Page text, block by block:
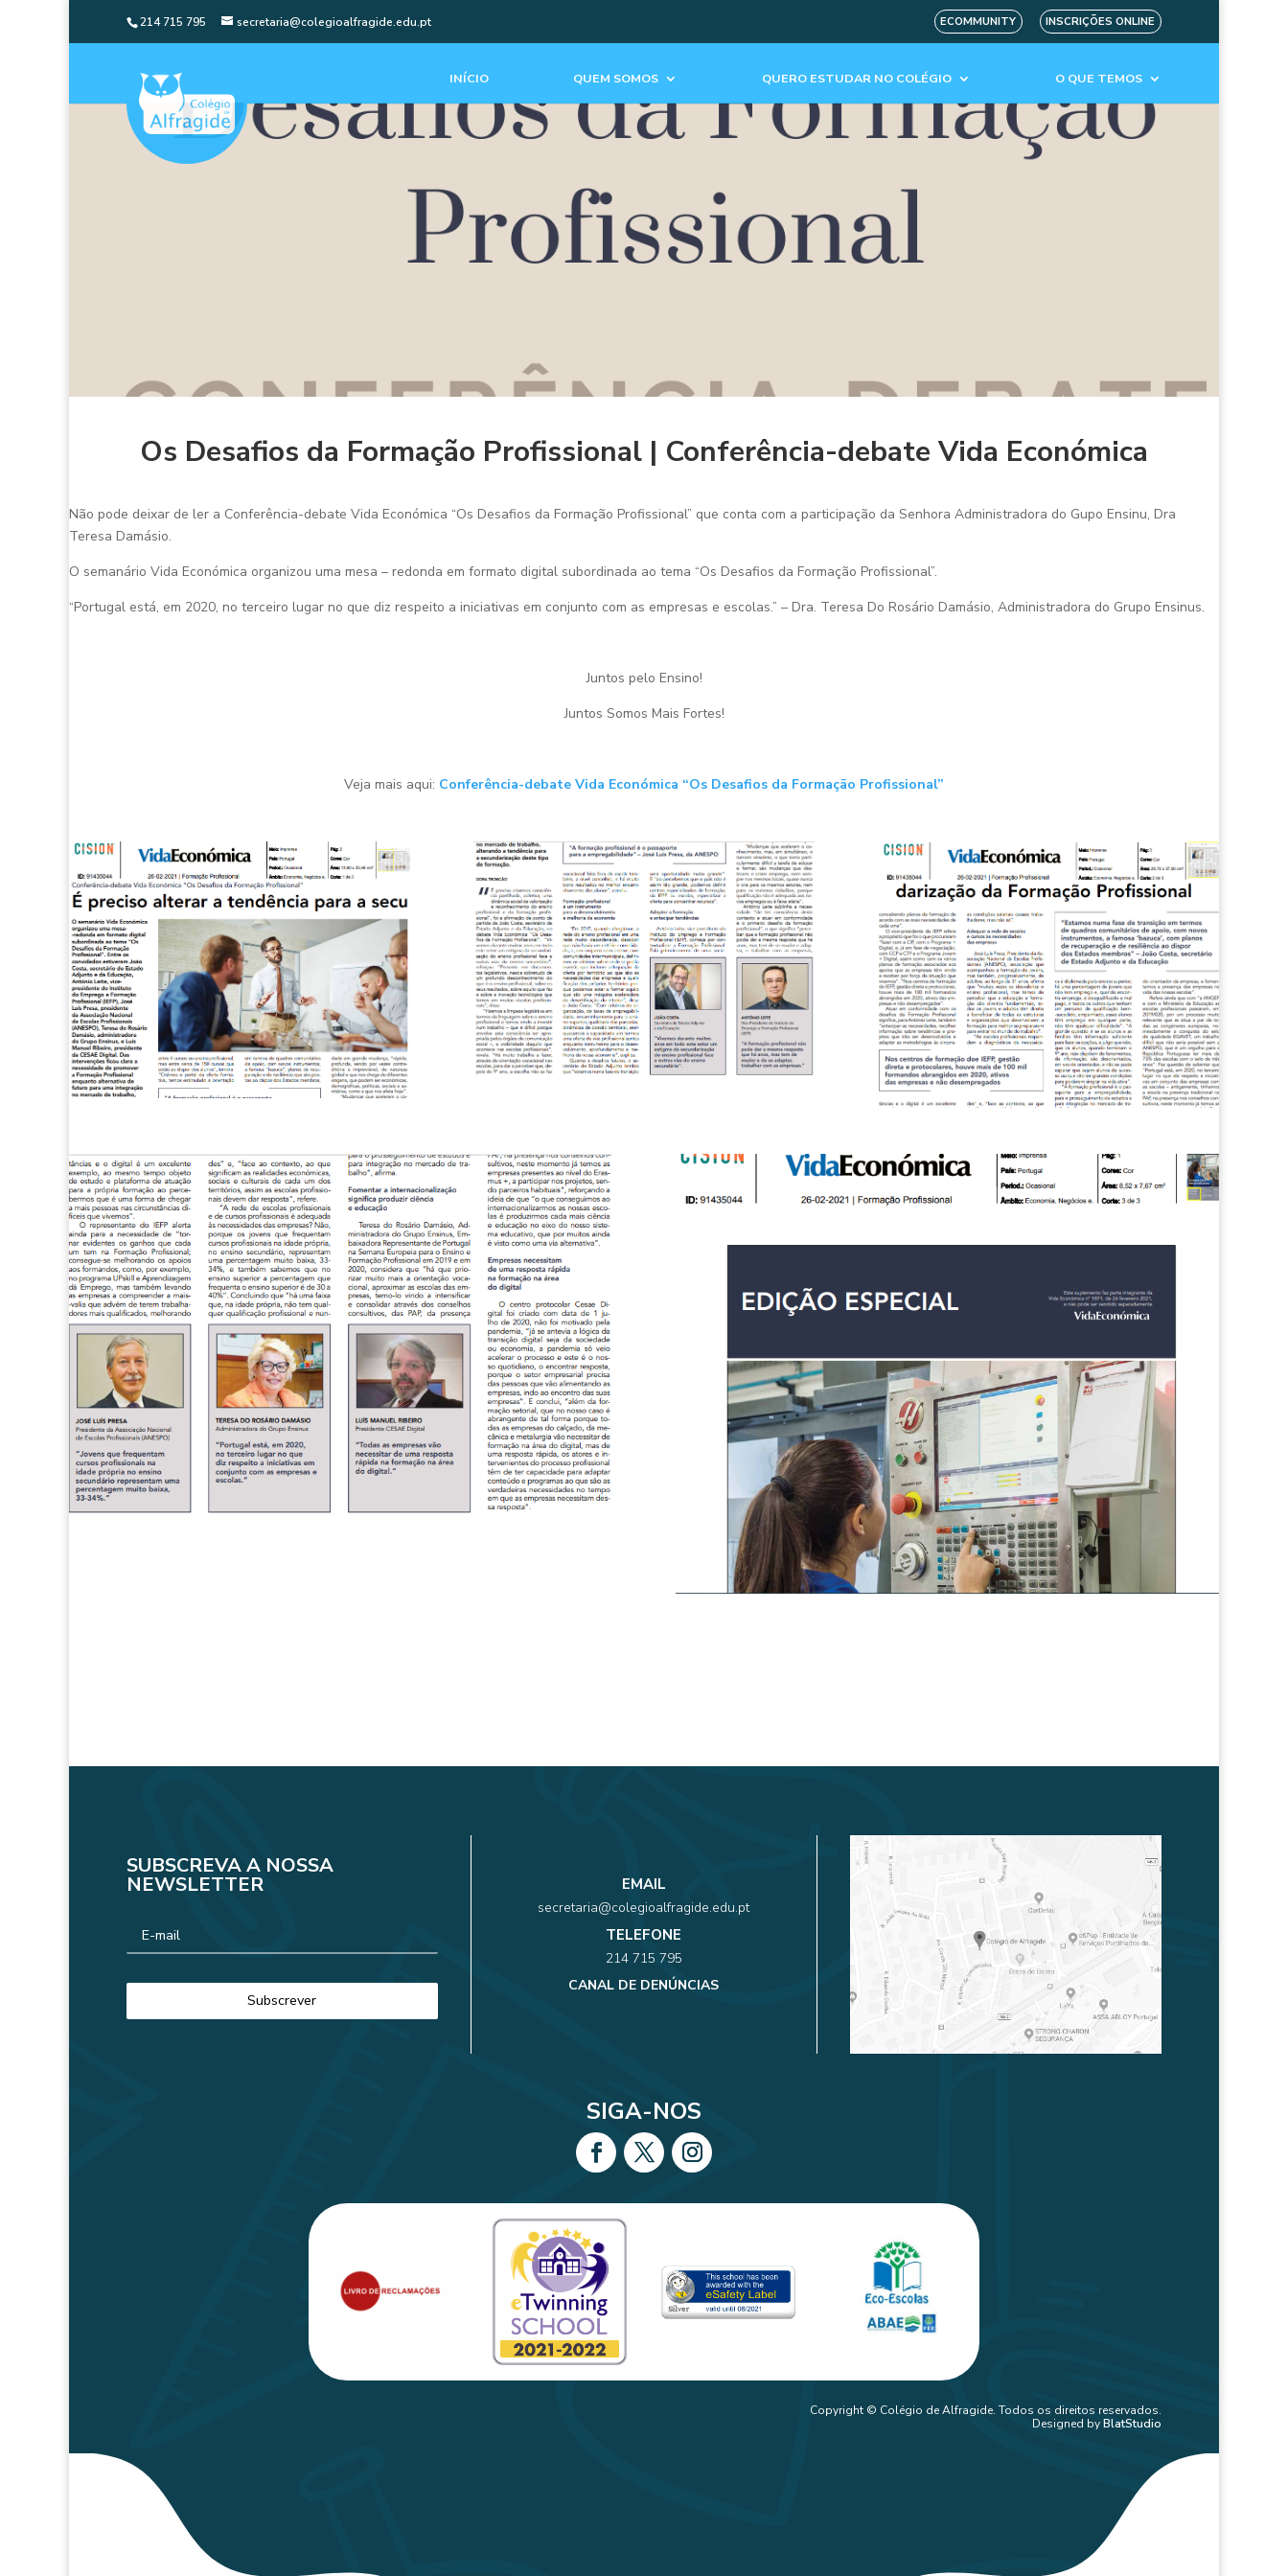
214 715 795 secretaria@colegioalfragide.edu.pt ECOMMUNITY INSCRIÇÕES ONLINE
INÍCIO QUEM SOMOS QUERO ESTUDAR NO COLÉGIO O QUE TEMOS
Os Desafios da Formação Profissional | Conferência-debate Vida Económica
Não pode deixar de ler a Conferência-debate Vida Económica “Os Desafios da Formação Profissional” que conta com a participação da Senhora Administradora do Gupo Ensinu, Dra
Teresa Damásio.
O semanário Vida Económica organizou uma mesa – redonda em formato digital subordinada ao tema “Os Desafios da Formação Profissional”.
“Portugal está, em 2020, no terceiro lugar no que diz respeito a iniciativas em conjunto com as empresas e escolas.” – Dra. Teresa Do Rosário Damásio, Administradora do Grupo Ensinus.
Juntos pelo Ensino!
Juntos Somos Mais Fortes!
Veja mais aqui: Conferência-debate Vida Económica “Os Desafios da Formação Profissional”
SUBSCREVA A NOSSA
NEWSLETTER EMAIL
secretaria@colegioalfragide.edu.pt
TELEFONE
214 715 795
CANAL DE DENÚNCIAS
SIGA-NOS
Copyright © Colégio de Alfragide. Todos os direitos reservados.
Designed byBlatStudio